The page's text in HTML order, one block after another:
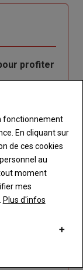
profiter
votre
fonctionnement
En cliquant sur
de ces cookies
au
moment
mes
Plus d'infos